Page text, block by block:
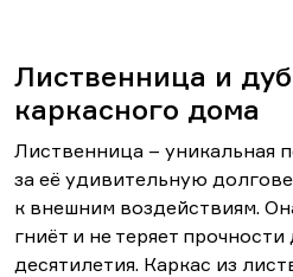
Лиственница и
каркасного дома
Лиственница – уникальная
за её удивительную
к внешним воздействиям.
гниёт и не теряет прочности
десятилетия. Каркас из